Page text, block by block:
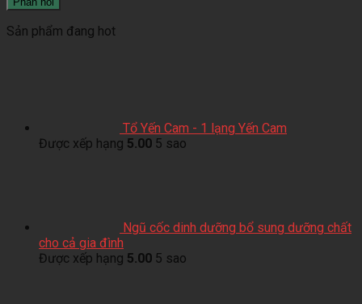
Sản phẩm đang hot
Tổ Yến Cam - 1 lạng Yến Cam
Được xếp hạng 5.00 5 sao
Ngũ cốc dinh dưỡng bổ sung dưỡng chất
cho cả gia đình
Được xếp hạng 5.00 5 sao